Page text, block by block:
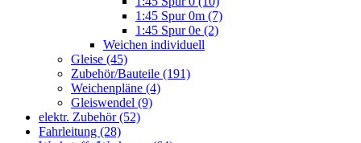
1:45 Spur 0m (7)
1:45 Spur 0e (2)
Weichen individuell
Gleise (45)
Zubehör/Bauteile (191)
Weichenpläne (4)
Gleiswendel (9)
elektr. Zubehör (52)
Fahrleitung (28)